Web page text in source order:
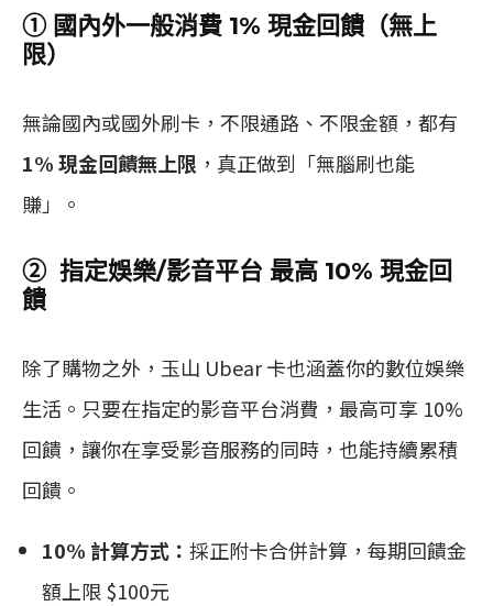
① 國內外一般消費 1% 現金回饋（無上
限）
無論國內或國外刷卡，不限通路、不限金額，都有
1% 現金回饋無上限 ，真正做到「無腦刷也能
賺」。
② 指定娛樂/影音平台 最高 10% 現金回
饋
除了購物之外，玉山 Ubear 卡也涵蓋你的數位娛樂
生活。只要在指定的影音平台消費，最高可享 10%
回饋，讓你在享受影音服務的同時，也能持續累積
回饋。
10% 計算方式： 採正附卡合併計算，每期回饋金
額上限 $100元